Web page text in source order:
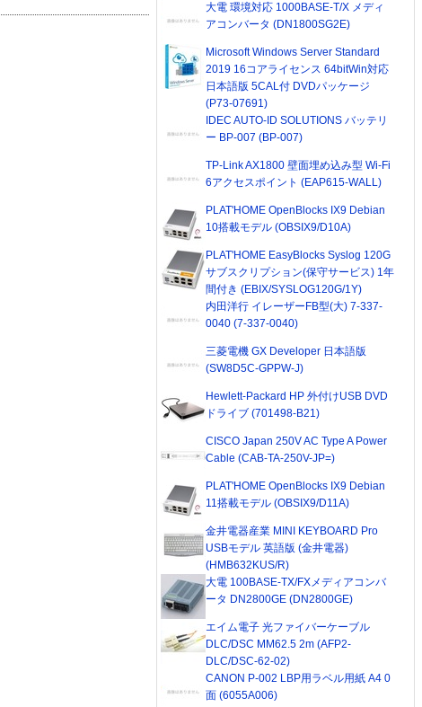
大電 環境対応 1000BASE-T/X メディ
アコンバータ (DN1800SG2E)
Microsoft Windows Server Standard
2019 16コアライセンス 64bitWin対応
日本語版 5CAL付 DVDパッケージ
(P73-07691)
IDEC AUTO-ID SOLUTIONS バッテリ
ー BP-007 (BP-007)
TP-Link AX1800 壁面埋め込み型 Wi-Fi
6アクセスポイント (EAP615-WALL)
PLAT'HOME OpenBlocks IX9 Debian
10搭載モデル (OBSIX9/D10A)
PLAT'HOME EasyBlocks Syslog 120G
サブスクリプション(保守サービス) 1年
間付き (EBIX/SYSLOG120G/1Y)
内田洋行 イレーザーFB型(大) 7-337-
0040 (7-337-0040)
三菱電機 GX Developer 日本語版
(SW8D5C-GPPW-J)
Hewlett-Packard HP 外付けUSB DVD
ドライブ (701498-B21)
CISCO Japan 250V AC Type A Power
Cable (CAB-TA-250V-JP=)
PLAT'HOME OpenBlocks IX9 Debian
11搭載モデル (OBSIX9/D11A)
金井電器産業 MINI KEYBOARD Pro
USBモデル 英語版 (金井電器)
(HMB632KUS/R)
大電 100BASE-TX/FXメディアコンバ
ータ DN2800GE (DN2800GE)
エイム電子 光ファイバーケーブル
DLC/DSC MM62.5 2m (AFP2-
DLC/DSC-62-02)
CANON P-002 LBP用ラベル用紙 A4 0
面 (6055A006)